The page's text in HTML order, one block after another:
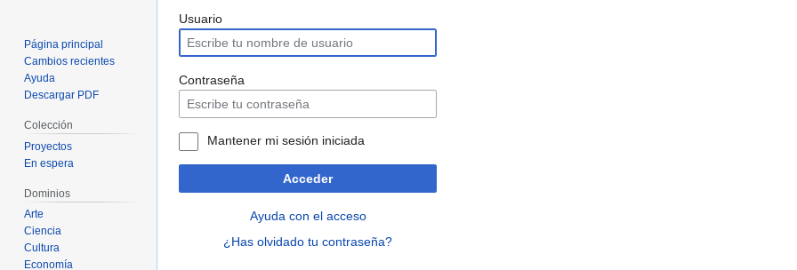
Ir
la
navegación
Ir
la
búsqueda
Usuario
Contraseña
Mantener mi sesión iniciada
Acceder
Ayuda con el acceso
¿Has olvidado tu contraseña?
Página principal
Cambios recientes
Ayuda
Descargar PDF
Colección
Proyectos
En espera
Dominios
Arte
Ciencia
Cultura
Economía